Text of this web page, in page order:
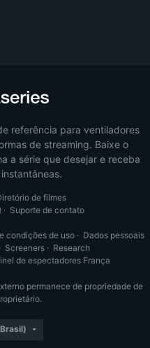
referência para ventiladores
de streaming. Baixe o
a série que desejar e receba
de filmes
· Suporte de contato
condições de uso · Dados pessoais
Screeners· Research
de espectadores França
permanece de propriedade de